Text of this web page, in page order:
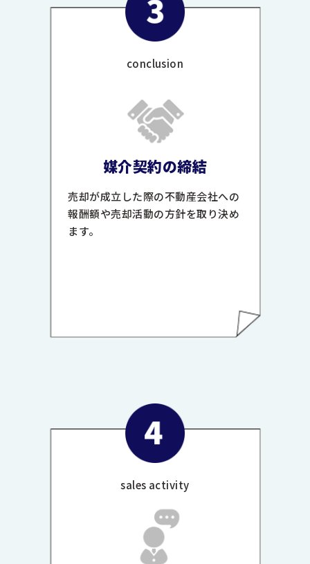
conclusion
媒介契約の締結
売却が成立した際の不動産会社への
報酬額や売却活動の方針を取り決め
ます。
sales activity